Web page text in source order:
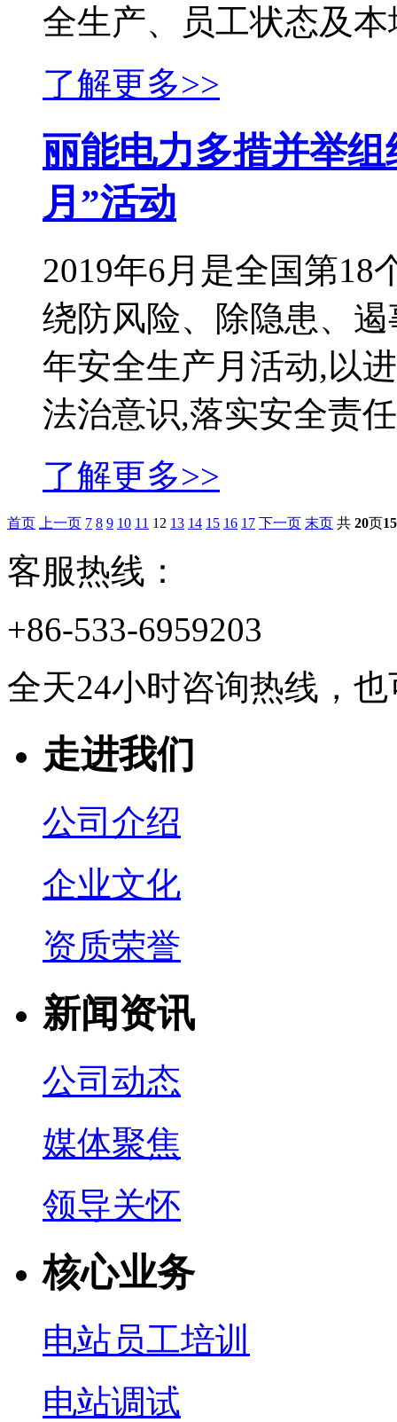
全生产、员工状态及本
了解更多>>
丽能电力多措并举
月”活动
2019年6月是全国第18
绕防风险、除隐患、
年安全生产月活动,以
法治意识,落实安全责
了解更多>>
首页 上一页 7 8 9 10 11 12 13 14 15 16 17 下一页 末页 共 20页
客服热线：
+86-533-6959203
全天24小时咨询热线，
走进我们
公司介绍
企业文化
资质荣誉
新闻资讯
公司动态
媒体聚焦
领导关怀
核心业务
电站员工培训
电站调试